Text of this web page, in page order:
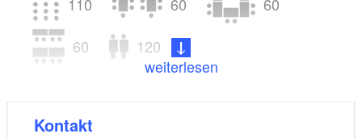
60
120
25
weiterlesen
Kontakt